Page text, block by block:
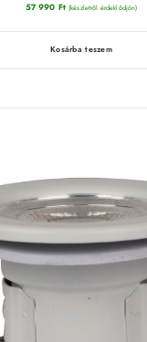
57 990 Ft (készletről érdeklődjön)
Kosárba teszem